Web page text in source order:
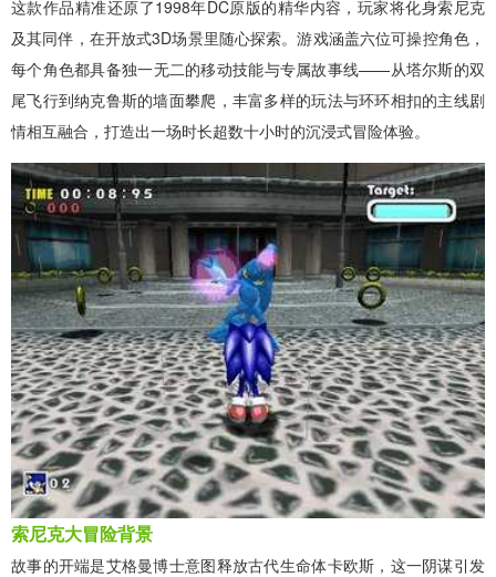
这款作品精准还原了1998年DC原版的精华内容，玩家将化身索尼克
及其同伴，在开放式3D场景里随心探索。游戏涵盖六位可操控角色，
每个角色都具备独一无二的移动技能与专属故事线——从塔尔斯的双
尾飞行到纳克鲁斯的墙面攀爬，丰富多样的玩法与环环相扣的主线剧
情相互融合，打造出一场时长超数十小时的沉浸式冒险体验。
索尼克大冒险背景
故事的开端是艾格曼博士意图释放古代生命体卡欧斯，这一阴谋引发